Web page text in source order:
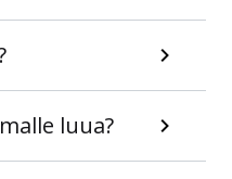
luua?